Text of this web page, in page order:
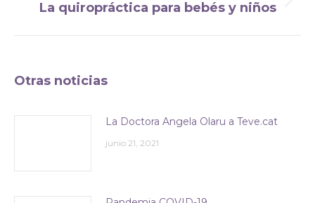
Publicación
La quiropráctica para bebés y niños
Otras noticias
La Doctora Angela Olaru a Teve.cat
junio 21, 2021